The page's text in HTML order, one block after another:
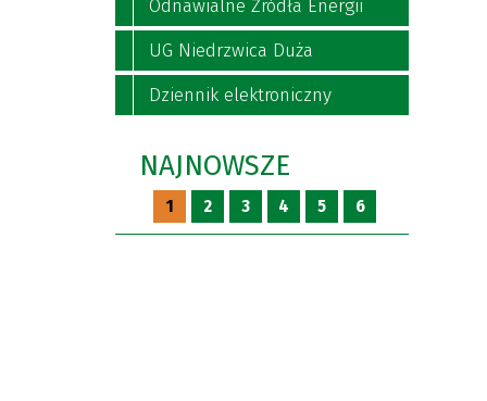
Odnawialne Źródła Energii
UG Niedrzwica Duża
Dziennik elektroniczny
NAJNOWSZE
1 2 3 4 5 6